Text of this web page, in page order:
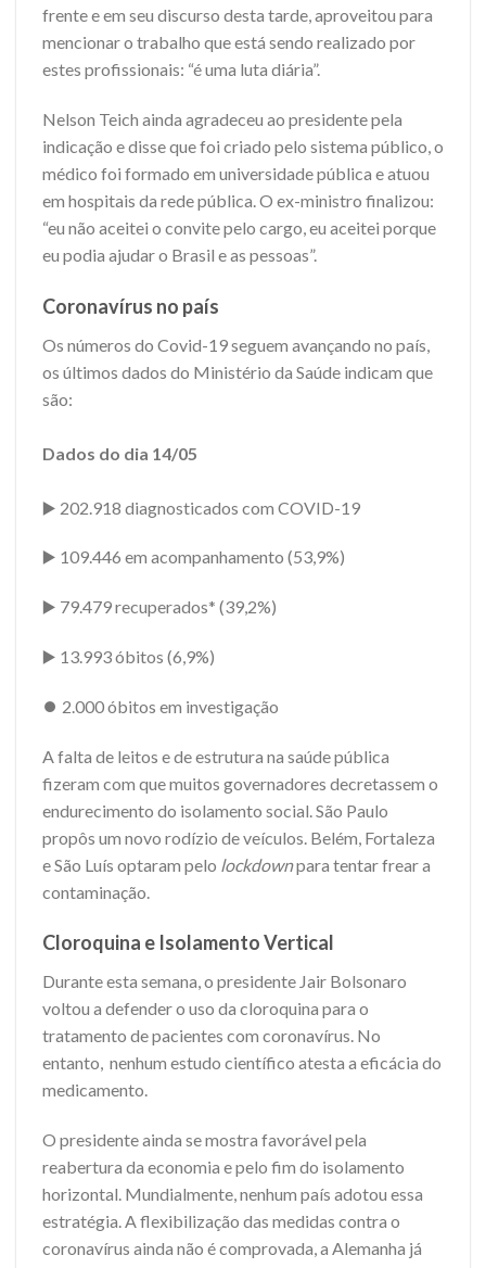
frente e em seu discurso desta tarde, aproveitou para
mencionar o trabalho que está sendo realizado por
estes profissionais: “é uma luta diária”.
Nelson Teich ainda agradeceu ao presidente pela
indicação e disse que foi criado pelo sistema público, o
médico foi formado em universidade pública e atuou
em hospitais da rede pública. O ex-ministro finalizou:
“eu não aceitei o convite pelo cargo, eu aceitei porque
eu podia ajudar o Brasil e as pessoas”.
Coronavírus no país
Os números do Covid-19 seguem avançando no país,
os últimos dados do Ministério da Saúde indicam que
são:
Dados do dia 14/05
▶️ 202.918 diagnosticados com COVID-19
▶️ 109.446 em acompanhamento (53,9%)
▶️ 79.479 recuperados* (39,2%)
▶️ 13.993 óbitos (6,9%)
⏺️ 2.000 óbitos em investigação
A falta de leitos e de estrutura na saúde pública
fizeram com que muitos governadores decretassem o
endurecimento do isolamento social. São Paulo
propôs um novo rodízio de veículos. Belém, Fortaleza
e São Luís optaram pelo lockdownpara tentar frear a
contaminação.
Cloroquina e Isolamento Vertical
Durante esta semana, o presidente Jair Bolsonaro
voltou a defender o uso da cloroquina para o
tratamento de pacientes com coronavírus. No
entanto, nenhum estudo científico atesta a eficácia do
medicamento.
O presidente ainda se mostra favorável pela
reabertura da economia e pelo fim do isolamento
horizontal. Mundialmente, nenhum país adotou essa
estratégia. A flexibilização das medidas contra o
coronavírus ainda não é comprovada, a Alemanha já